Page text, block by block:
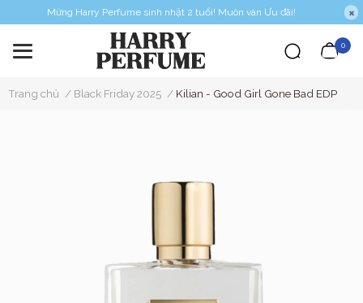
Mừng Harry Perfume sinh nhật 2 tuổi! Muôn vàn Ưu đãi!
0
Trang chủ / Black Friday 2025 / Kilian - Good Girl Gone Bad EDP